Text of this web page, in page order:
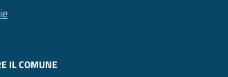
IL COMUNE